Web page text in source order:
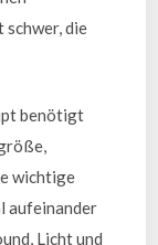
die
benötigt
wichtige
aufeinander
Licht und